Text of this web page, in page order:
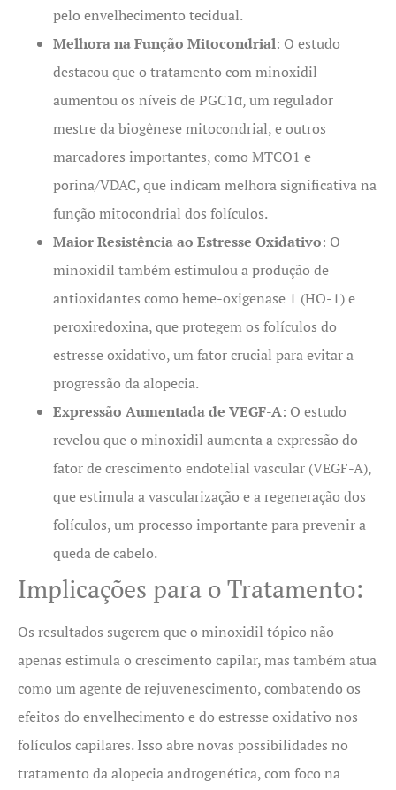
pelo envelhecimento tecidual.
Melhora na Função Mitocondrial: O estudo
destacou que o tratamento com minoxidil
aumentou os níveis de PGC1α, um regulador
mestre da biogênese mitocondrial, e outros
marcadores importantes, como MTCO1 e
porina/VDAC, que indicam melhora significativa na
função mitocondrial dos folículos.
Maior Resistência ao Estresse Oxidativo: O
minoxidil também estimulou a produção de
antioxidantes como heme-oxigenase 1 (HO-1) e
peroxiredoxina, que protegem os folículos do
estresse oxidativo, um fator crucial para evitar a
progressão da alopecia.
Expressão Aumentada de VEGF-A: O estudo
revelou que o minoxidil aumenta a expressão do
fator de crescimento endotelial vascular (VEGF-A),
que estimula a vascularização e a regeneração dos
folículos, um processo importante para prevenir a
queda de cabelo.
Implicações para o Tratamento:
Os resultados sugerem que o minoxidil tópico não
apenas estimula o crescimento capilar, mas também atua
como um agente de rejuvenescimento, combatendo os
efeitos do envelhecimento e do estresse oxidativo nos
folículos capilares. Isso abre novas possibilidades no
tratamento da alopecia androgenética, com foco na